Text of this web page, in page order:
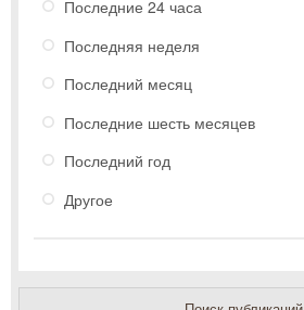
Последние 24 часа
Последняя неделя
Последний месяц
Последние шесть месяцев
Последний год
Другое